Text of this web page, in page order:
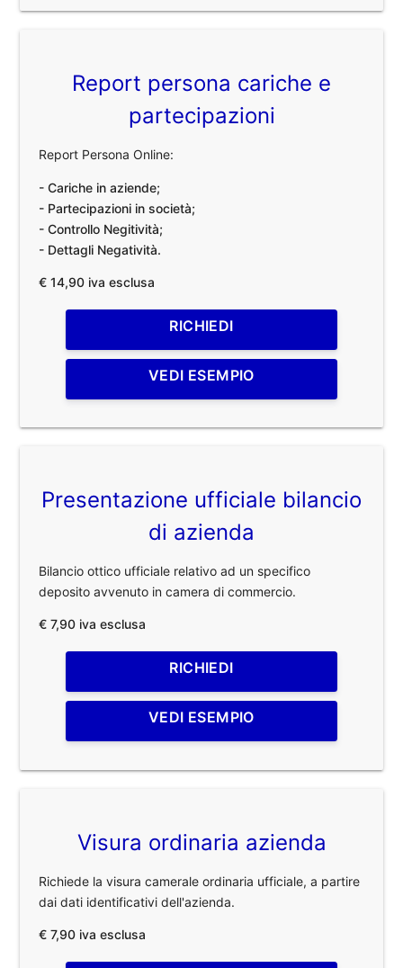
Report persona cariche e
partecipazioni
Report Persona Online:
- Cariche in aziende;
- Partecipazioni in società;
- Controllo Negitività;
- Dettagli Negatività.
€ 14,90 iva esclusa
RICHIEDI
VEDI ESEMPIO
Presentazione ufficiale bilancio
di azienda
Bilancio ottico ufficiale relativo ad un specifico
deposito avvenuto in camera di commercio.
€ 7,90 iva esclusa
RICHIEDI
VEDI ESEMPIO
Visura ordinaria azienda
Richiede la visura camerale ordinaria ufficiale, a partire
dai dati identificativi dell'azienda.
€ 7,90 iva esclusa